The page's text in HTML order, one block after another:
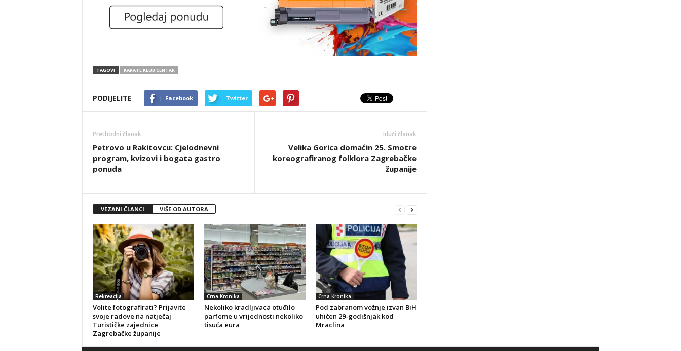
TAGOVI KARATE KLUB CENTAR
PODIJELITE Facebook Twitter
Prethodni članak
Petrovo u Rakitovcu: Cjelodnevni
program, kvizovi i bogata gastro
ponuda
Idući članak
Velika Gorica domaćin 25. Smotre
koreografiranog folklora Zagrebačke
županije
VEZANI ČLANCI VIŠE OD AUTORA
Rekreacija
Volite fotografirati? Prijavite
svoje radove na natječaj
Turističke zajednice
Zagrebačke županije
Crna Kronika
Nekoliko kradljivaca otuđilo
parfeme u vrijednosti nekoliko
tisuća eura
Crna Kronika
Pod zabranom vožnje izvan BiH
uhićen 29-godišnjak kod
Mraclina